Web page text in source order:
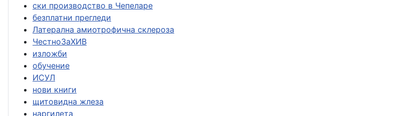
ски производство в Чепеларе
безплатни прегледи
Латерална амиотрофична склероза
ЧестноЗаХИВ
изложби
обучение
ИСУЛ
нови книги
щитовидна жлеза
наргилета